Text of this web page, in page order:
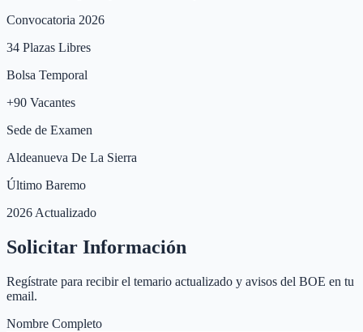
Convocatoria 2026
34 Plazas Libres
Bolsa Temporal
+90 Vacantes
Sede de Examen
Aldeanueva De La Sierra
Último Baremo
2026 Actualizado
Solicitar Información
Regístrate para recibir el temario actualizado y avisos del BOE en tu
email.
Nombre Completo